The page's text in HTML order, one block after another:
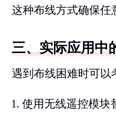
这种布线方式确保任
三、实际应用中
遇到布线困难时可以
使用无线遥控模块